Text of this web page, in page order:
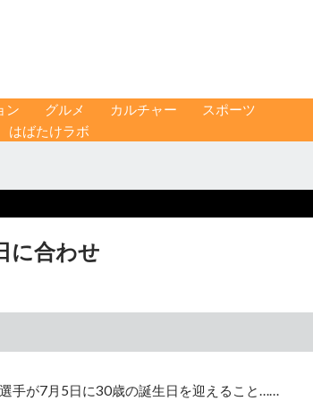
ン グルメ カルチャー
スポーツ
はばたけラボ
に合わせ
手が7月5日に30歳の誕生日を迎えること……